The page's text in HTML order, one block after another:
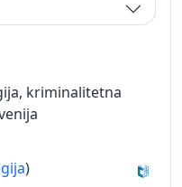
kriminalitetna
)